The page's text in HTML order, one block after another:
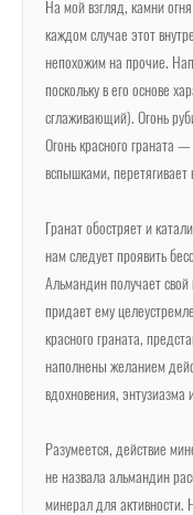
На мой взгляд, камни
каждом случае этот
непохожим на прочие.
поскольку в его основе
сглаживающий). Огонь
Огонь красного граната
вспышками, перетягивает
Гранат обостряет и
нам следует проявить
Альмандин получает
придает ему
красного граната,
наполнены желанием
вдохновения, энтузиазма
Разумеется, действие
не назвала альмандин
минерал для активности.